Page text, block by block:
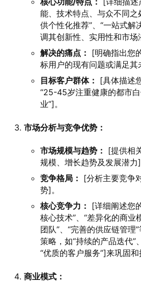
能、技术特点、与众不同之
供个性化推荐”、“一站式解
调其创新性、实用性和市场
解决的痛点： [明确指出您
标用户的现有问题或满足其
目标客户群体： [具体描述
“25-45岁注重健康的都市
业”]。
市场分析与竞争优势：
市场规模与趋势： [提供相
规模、增长趋势及发展潜力]
竞争格局： [分析主要竞争
势]。
核心竞争力： [详细阐述您
核心技术”、“差异化的商业
团队”、“完善的供应链管
策略，如“持续的产品迭代”
“优质的客户服务”]来巩固和
商业模式：